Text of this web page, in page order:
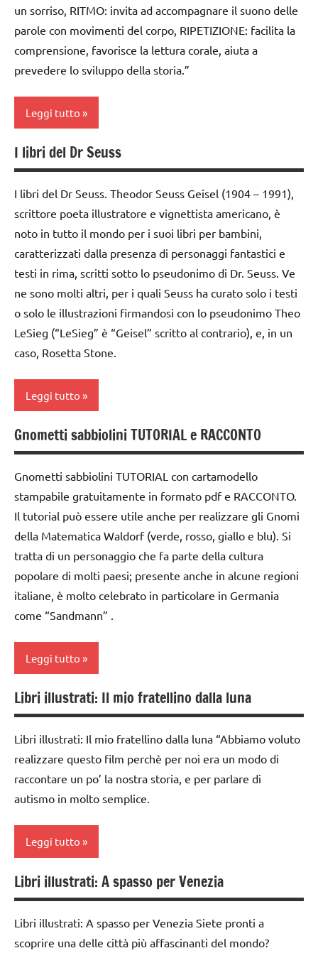
3 ai
dai
DOWNLOAD
LIBRI E
ALBI
ILLUSTRATI
libri
fatti
a
mano
pop
up
tecniche
varie
TUTORIAL
TUTTI GLI
ARGOMENTI
PER ETA'
TUTTI GLI
un sorriso, RITMO: invita ad accompagnare il suono delle
parole con movimenti del corpo, RIPETIZIONE: facilita la
comprensione, favorisce la lettura corale, aiuta a
prevedere lo sviluppo della storia.”
Leggi tutto
da 0
a 3
anni
dai
3 ai
6
anni
LIBRI E
ALBI
ILLUSTRATI
TUTTI GLI
PER ETA'
ARTICOLI
I libri del Dr Seuss
I libri del Dr Seuss. Theodor Seuss Geisel (1904 – 1991),
scrittore poeta illustratore e vignettista americano, è
noto in tutto il mondo per i suoi libri per bambini,
caratterizzati dalla presenza di personaggi fantastici e
testi in rima, scritti sotto lo pseudonimo di Dr. Seuss. Ve
ne sono molti altri, per i quali Seuss ha curato solo i testi
o solo le illustrazioni firmandosi con lo pseudonimo Theo
LeSieg (“LeSieg” è “Geisel” scritto al contrario), e, in un
caso, Rosetta Stone.
Leggi tutto
classe
1a
classe
2a
3a
classe
da 0
dai
3 ai
LIBRI E
ILLUSTRATI
racconti
ARGOMENTI
PER ETA'
TUTTI GLI
ARTICOLI
Gnometti sabbiolini TUTORIAL e RACCONTO
Gnometti sabbiolini TUTORIAL con cartamodello
stampabile gratuitamente in formato pdf e RACCONTO.
Il tutorial può essere utile anche per realizzare gli Gnomi
della Matematica Waldorf (verde, rosso, giallo e blu). Si
tratta di un personaggio che fa parte della cultura
popolare di molti paesi; presente anche in alcune regioni
italiane, è molto celebrato in particolare in Germania
come “Sandmann” .
Leggi tutto
cartamodelli
1a
anni
dai
anni
Libri illustrati: Il mio fratellino dalla luna
Libri illustrati: Il mio fratellino dalla luna “Abbiamo voluto
realizzare questo film perchè per noi era un modo di
raccontare un po’ la nostra storia, e per parlare di
autismo in molto semplice.
Leggi tutto
classe
1a
classe
2a
Libri illustrati: A spasso per Venezia
Libri illustrati: A spasso per Venezia Siete pronti a
scoprire una delle città più affascinanti del mondo?